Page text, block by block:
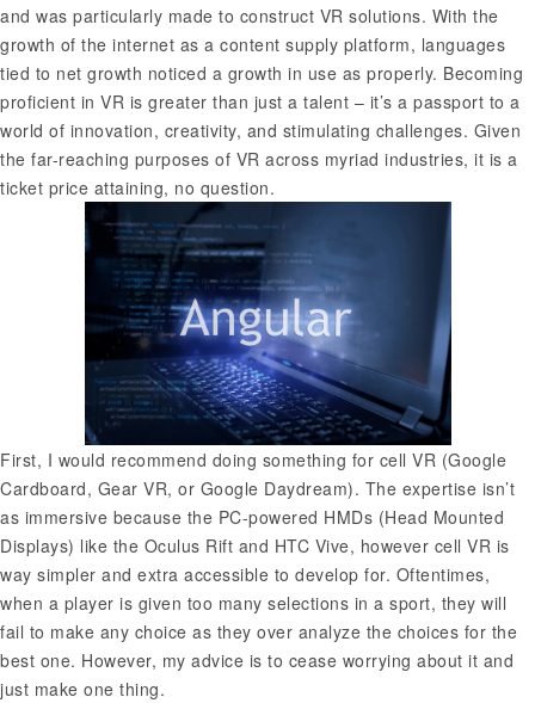
and was particularly made to construct VR solutions. With the
growth of the internet as a content supply platform, languages
tied to net growth noticed a growth in use as properly. Becoming
proficient in VR is greater than just a talent – it’s a passport to a
world of innovation, creativity, and stimulating challenges. Given
the far-reaching purposes of VR across myriad industries, it is a
ticket price attaining, no question.
First, I would recommend doing something for cell VR (Google
Cardboard, Gear VR, or Google Daydream). The expertise isn’t
as immersive because the PC-powered HMDs (Head Mounted
Displays) like the Oculus Rift and HTC Vive, however cell VR is
way simpler and extra accessible to develop for. Oftentimes,
when a player is given too many selections in a sport, they will
fail to make any choice as they over analyze the choices for the
best one. However, my advice is to cease worrying about it and
just make one thing.